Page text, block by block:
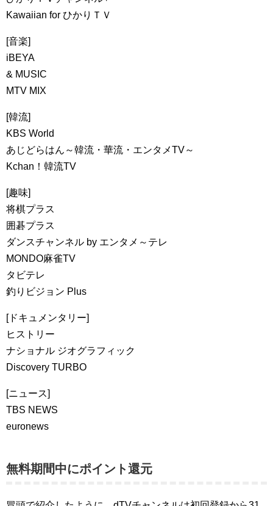
Kawaiian for ひかりＴＶ
[音楽]
iBEYA
& MUSIC
MTV MIX
[韓流]
KBS World
あじどらはん～韓流・華流・エンタメTV～
Kchan！韓流TV
[趣味]
将棋プラス
囲碁プラス
ダンスチャンネル by エンタメ～テレ
MONDO麻雀TV
タビテレ
釣りビジョン Plus
[ドキュメンタリー]
ヒストリー
ナショナル ジオグラフィック
Discovery TURBO
[ニュース]
TBS NEWS
euronews
無料期間中にポイント還元